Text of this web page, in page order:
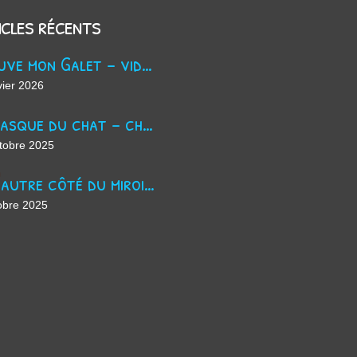
récents
Trouve mon Galet - vidéo Youtube
2026
La masque du chat - chanson d'Halloween
2025
De l'autre côté du miroir - chanson suno ai
2025